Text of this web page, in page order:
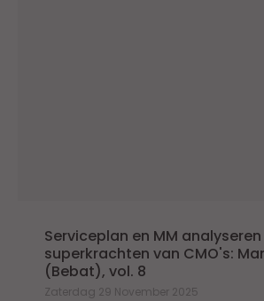
Serviceplan en MM
superkrachten van CMO's:
(Bebat), vol. 8
Zaterdag 29 November 2025